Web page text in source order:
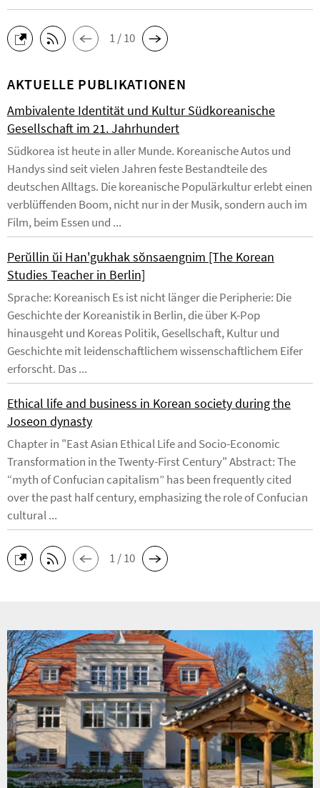
1 / 10
AKTUELLE PUBLIKATIONEN
Ambivalente Identität und Kultur Südkoreanische
Gesellschaft im 21. Jahrhundert
Südkorea ist heute in aller Munde. Koreanische Autos und
Handys sind seit vielen Jahren feste Bestandteile des
deutschen Alltags. Die koreanische Populärkultur erlebt einen
verblüffenden Boom, nicht nur in der Musik, sondern auch im
Film, beim Essen und ...
Perŭllin ŭi Han'gukhak sŏnsaengnim [The Korean
Studies Teacher in Berlin]
Sprache: Koreanisch Es ist nicht länger die Peripherie: Die
Geschichte der Koreanistik in Berlin, die über K-Pop
hinausgeht und Koreas Politik, Gesellschaft, Kultur und
Geschichte mit leidenschaftlichem wissenschaftlichem Eifer
erforscht. Das ...
Ethical life and business in Korean society during the
Joseon dynasty
Chapter in "East Asian Ethical Life and Socio-Economic
Transformation in the Twenty-First Century" Abstract: The
“myth of Confucian capitalism” has been frequently cited
over the past half century, emphasizing the role of Confucian
cultural ...
1 / 10